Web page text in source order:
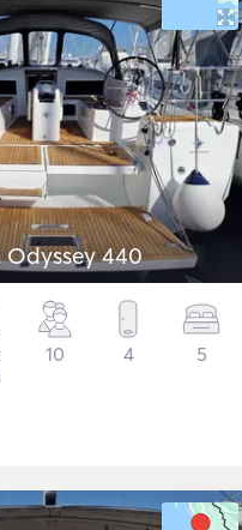
Odyssey 440
10 4 5